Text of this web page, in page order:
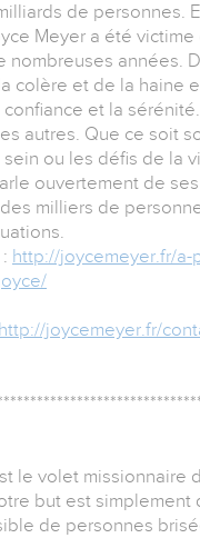
de personnes.
Meyer a été victime
nombreuses années.
colère et de la haine
et la
autres. Que ce soit
ou les défis de la
ouvertement de
milliers de
http://joycemeyer.fr/a-
http://joycemeyer.fr/
le volet missionnaire
but est simplement
de personnes